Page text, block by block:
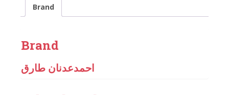
Brand
Brand
احمدعدنان طارق